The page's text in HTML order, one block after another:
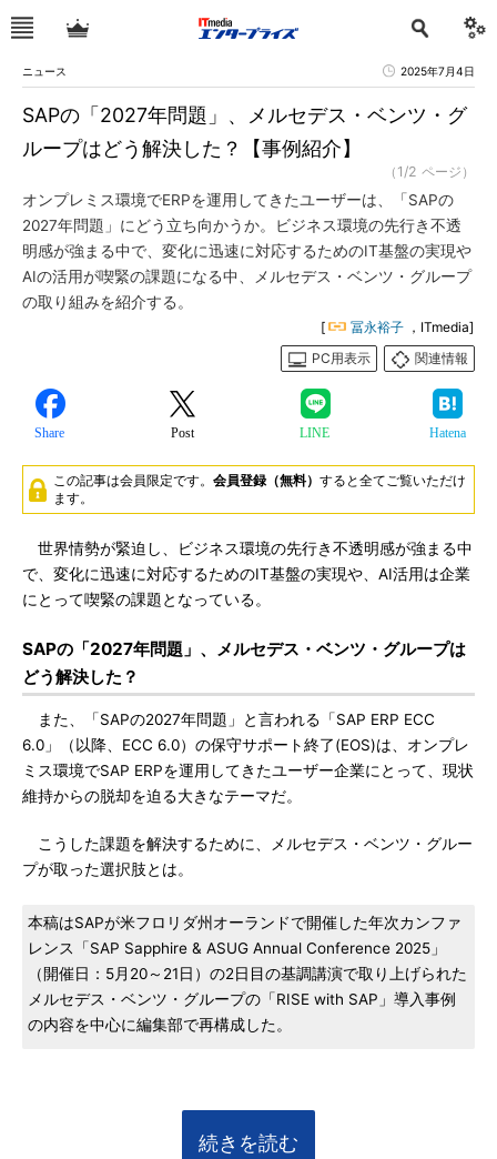
ニュース 2025年7月4日
SAPの「2027年問題」、メルセデス・ベンツ・グ
ループはどう解決した？【事例紹介】
（1/2 ページ）
オンプレミス環境でERPを運用してきたユーザーは、「SAPの
2027年問題」にどう立ち向かうか。ビジネス環境の先行き不透
明感が強まる中で、変化に迅速に対応するためのIT基盤の実現や
AIの活用が喫緊の課題になる中、メルセデス・ベンツ・グループ
の取り組みを紹介する。
[ 冨永裕子 ，ITmedia]
PC用表示
関連情報
Share Post LINE Hatena
この記事は会員限定です。 会員登録（無料） すると全てご覧いただけ
ます。
世界情勢が緊迫し、ビジネス環境の先行き不透明感が強まる中
で、変化に迅速に対応するためのIT基盤の実現や、AI活用は企業
にとって喫緊の課題となっている。
SAPの「2027年問題」、メルセデス・ベンツ・グループは
どう解決した？
また、「SAPの2027年問題」と言われる「SAP ERP ECC
6.0」（以降、ECC 6.0）の保守サポート終了(EOS)は、オンプレ
ミス環境でSAP ERPを運用してきたユーザー企業にとって、現状
維持からの脱却を迫る大きなテーマだ。
こうした課題を解決するために、メルセデス・ベンツ・グルー
プが取った選択肢とは。
本稿はSAPが米フロリダ州オーランドで開催した年次カンファ
レンス「SAP Sapphire & ASUG Annual Conference 2025」
（開催日：5月20～21日）の2日目の基調講演で取り上げられた
メルセデス・ベンツ・グループの「RISE with SAP」導入事例
の内容を中心に編集部で再構成した。
続きを読む